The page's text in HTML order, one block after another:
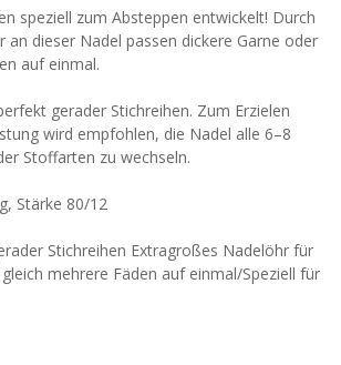
speziell zum Absteppen entwickelt! Durch
an dieser Nadel passen dickere Garne oder
auf einmal.
gerader Stichreihen. Zum Erzielen
wird empfohlen, die Nadel alle 6–8
Stoffarten zu wechseln.
Stärke 80/12
Stichreihen Extragroßes Nadelöhr für
mehrere Fäden auf einmal/Speziell für